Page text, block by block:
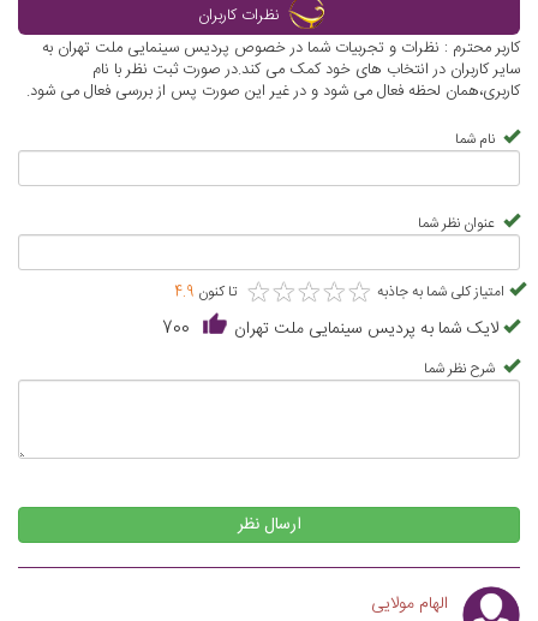
نظرات کاربران
کاربر محترم : نظرات و تجربیات شما در خصوص پردیس سینمایی ملت تهران به
سایر کاربران در انتخاب های خود کمک می کند.در صورت ثبت نظر با نام
کاربری،همان لحظه فعال می شود و در غیر این صورت پس از بررسی فعال می شود.
نام شما
عنوان نظر شما
امتیاز کلی شما به جاذبه ★★★★★
★★★★★ تا کنون 4.9
لایک شما به پردیس سینمایی ملت تهران 700
شرح نظر شما
ارسال نظر
الهام مولایی